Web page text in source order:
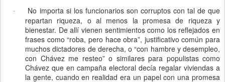
·
No importa si los funcionarios son corruptos con tal de que
repartan riqueza, o al menos la promesa de riqueza y
bienestar. De allí vienen sentimientos como los reflejados en
frases como “roba, pero hace obra”, justificativo común para
muchos dictadores de derecha, o “con hambre y desempleo,
con Chávez me resteo” o similares para populistas como
Chávez que en campaña electoral decía regalar viviendas a
la gente, cuando en realidad era un papel con una promesa